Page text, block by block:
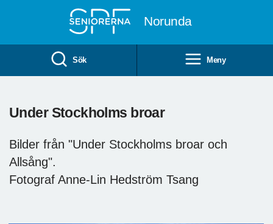
Norunda
Sök Meny
Under Stockholms broar
Bilder från "Under Stockholms broar och
Allsång".
Fotograf Anne-Lin Hedström Tsang